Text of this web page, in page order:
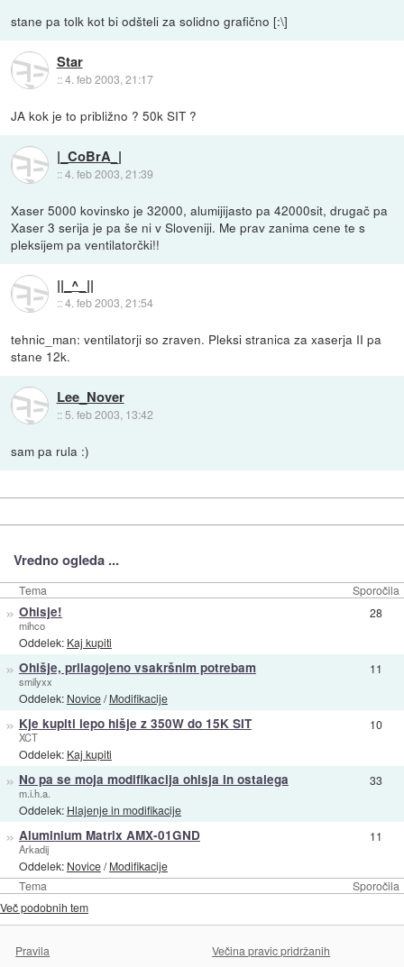
stane pa tolk kot bi odšteli za solidno grafično [:\]
Star
::4. feb 2003, 21:17
JA kok je to približno ? 50k SIT ?
|_CoBrA_|
::4. feb 2003, 21:39
Xaser 5000 kovinsko je 32000, alumijijasto pa 42000sit, drugač pa
Xaser 3 serija je pa še ni v Sloveniji. Me prav zanima cene te s
pleksijem pa ventilatorčki!!
||_^_||
::4. feb 2003, 21:54
tehnic_man: ventilatorji so zraven. Pleksi stranica za xaserja II pa
stane 12k.
Lee_Nover
:: 5. feb 2003, 13:42
sam pa rula :)
Vredno ogleda ...
Tema Sporočila
Tema Sporočila
» Ohisje!
mihco
Oddelek: Kaj kupiti
28
» Ohišje, prilagojeno vsakršnim potrebam
smilyxx
Oddelek: Novice/Modifikacije
11
» Kje kupiti lepo hišje z 350W do 15K SIT
XCT
Oddelek: Kaj kupiti
10
» No pa se moja modifikacija ohisja in ostalega
m.i.h.a.
Oddelek: Hlajenje in modifikacije
33
» Aluminium Matrix AMX-01GND
Arkadij
Oddelek: Novice/Modifikacije
11
Več podobnih tem
Pravila Večina pravic pridržanih